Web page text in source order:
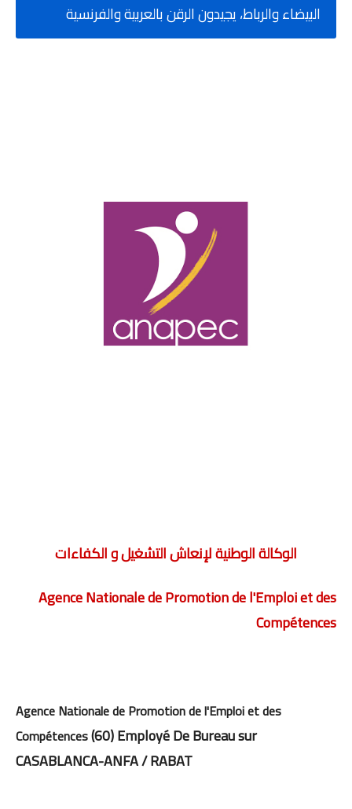
البيضاء والرباط، يجيدون الرقن بالعربية والفرنسية
الوكالة الوطنية لإنعاش التشغيل و الكفاءات
Agence Nationale de Promotion de l'Emploi et des
Compétences
Agence Nationale de Promotion de l'Emploi et des
Compétences(60) Employé De Bureausur
CASABLANCA-ANFA / RABAT